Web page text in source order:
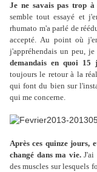
Je ne savais pas trop
semble tout essayé et
rhumato m'a parlé de
accepté. Au point où
j'appréhendais un peu,
demandais en quoi 15
toujours le retour à la
qui font du bien sur
qui me concerne.
Après ces quinze jours,
changé dans ma vie.J'ai
des muscles sur lesquels